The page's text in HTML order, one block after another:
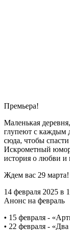
Премьера!
Маленькая
глупеют с каждым
сюда, чтобы
Искрометный
история о любви и
Ждем вас 29 марта!
14 февраля 2025 в
Анонс на февраль
• 15 февраля -
• 22 февраля -